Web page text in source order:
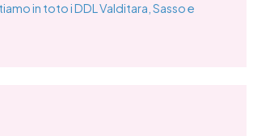
in toto i DDL Valditara, Sasso e